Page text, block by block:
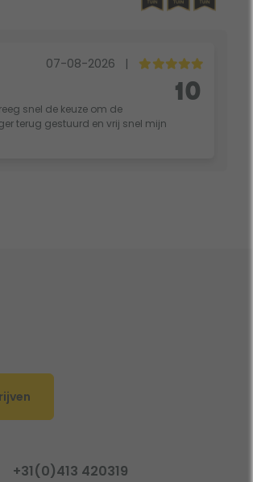
07-08-2026
|
snel de keuze om de
terug gestuurd en vrij snel mijn
10
+31(0)413 420319